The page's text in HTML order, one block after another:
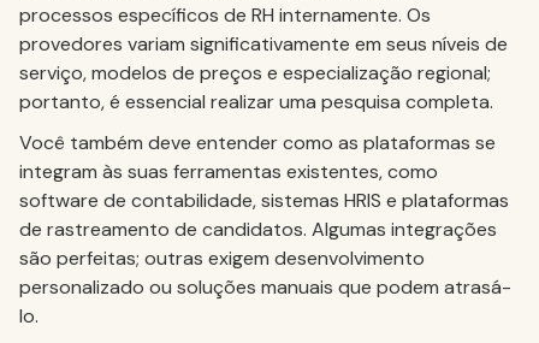
processos específicos de RH internamente. Os
provedores variam significativamente em seus níveis de
serviço, modelos de preços e especialização regional;
portanto, é essencial realizar uma pesquisa completa.
Você também deve entender como as plataformas se
integram às suas ferramentas existentes, como
software de contabilidade, sistemas HRIS e plataformas
de rastreamento de candidatos. Algumas integrações
são perfeitas; outras exigem desenvolvimento
personalizado ou soluções manuais que podem atrasá-
lo.